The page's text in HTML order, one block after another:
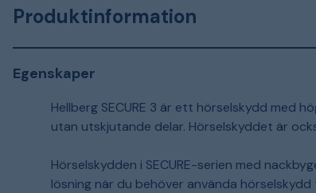
Produktinformation
Egenskaper
Hellberg SECURE 3 är ett hörselskydd med
utan utskjutande delar. Hörselskyddet är
Hörselskydden i SECURE-serien med
lösning när du behöver använda